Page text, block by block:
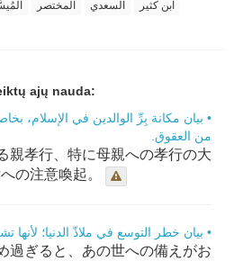
المختصر السعدي
ابن كثير
ajų nauda:
• بيان مكانة بِرِّ الوالدين في الإسلام،
من العقوق.
親孝行、特に母親への孝行の大
の注意喚起。
• بيان خطر التوسع في ملاذّ الدنيا؛ لأنها
過ぎると、あの世への備えがお